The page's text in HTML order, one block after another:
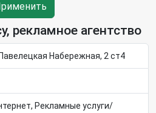
рекламное агентство
Набережная, 2 ст4
Рекламные услуги/